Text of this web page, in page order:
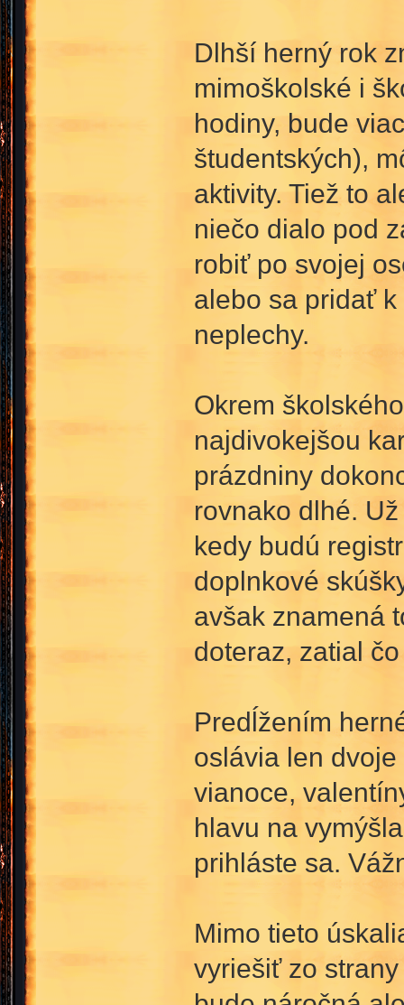
Dlhší herný rok
mimoškolské i
hodiny, bude
študentských),
aktivity. Tiež to
niečo dialo pod
robiť po svojej
alebo sa pridať
neplechy.
Okrem
najdivokejšou
prázdniny
rovnako dlhé.
kedy budú
doplnkové
avšak znamená
doteraz, zatial
Predĺžením
oslávia len
vianoce,
hlavu na
prihláste sa.
Mimo tieto
vyriešiť zo